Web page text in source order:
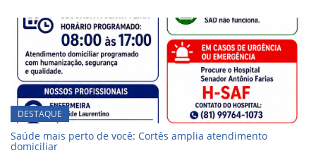
DESTAQUE
Saúde mais perto de você: Cortês amplia atendimento
domiciliar